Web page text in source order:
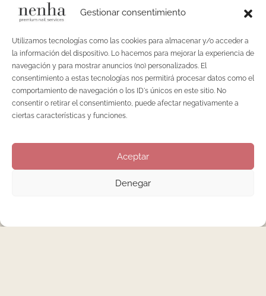
Gestionar consentimiento
Utilizamos tecnologías como las cookies para almacenar y/o acceder a
la información del dispositivo. Lo hacemos para mejorar la experiencia de
navegación y para mostrar anuncios (no) personalizados. El
consentimiento a estas tecnologías nos permitirá procesar datos como el
comportamiento de navegación o los ID's únicos en este sitio. No
consentir o retirar el consentimiento, puede afectar negativamente a
ciertas características y funciones.
Aceptar
Denegar
para aliviar los dolores articulares y musculares gracias al
efecto calor y a la activación de la circulación sanguínea.